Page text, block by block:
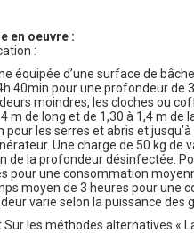
en oeuvre :
:
équipée d’une surface de
40min pour une profondeur de
moindres, les cloches ou
m de long et de 1,30 à 1,4 m
pour les serres et abris et
Une charge de 50 kg de
de la profondeur désinfectée.
pour une consommation
moyen de 3 heures pour une
varie selon la puissance des
Sur les méthodes alternatives «